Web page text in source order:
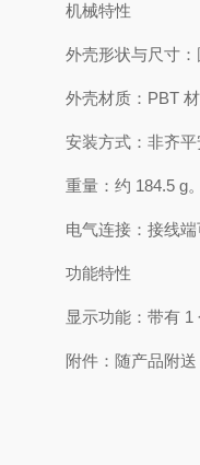
机械特性
外壳形状与尺寸：
外壳材质：PBT
安装方式：非齐平
重量：约 184.5 g。
电气连接：接线
功能特性
显示功能：带有 1
附件：随产品附送